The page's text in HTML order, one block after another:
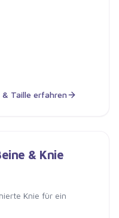
Taille erfahren
& Knie
Knie für ein